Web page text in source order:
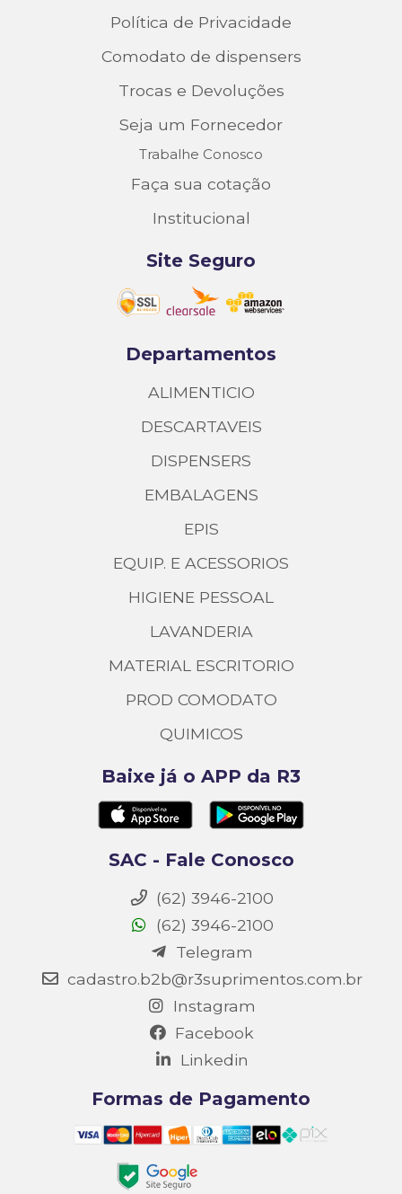
Política de Privacidade
Comodato de dispensers
Trocas e Devoluções
Seja um Fornecedor
Trabalhe Conosco
Faça sua cotação
Institucional
Site Seguro
Departamentos
ALIMENTICIO
DESCARTAVEIS
DISPENSERS
EMBALAGENS
EPIS
EQUIP. E ACESSORIOS
HIGIENE PESSOAL
LAVANDERIA
MATERIAL ESCRITORIO
PROD COMODATO
QUIMICOS
Baixe já o APP da R3
SAC - Fale Conosco
(62) 3946-2100
(62) 3946-2100
Telegram
cadastro.b2b@r3suprimentos.com.br
Instagram
Facebook
Linkedin
Formas de Pagamento